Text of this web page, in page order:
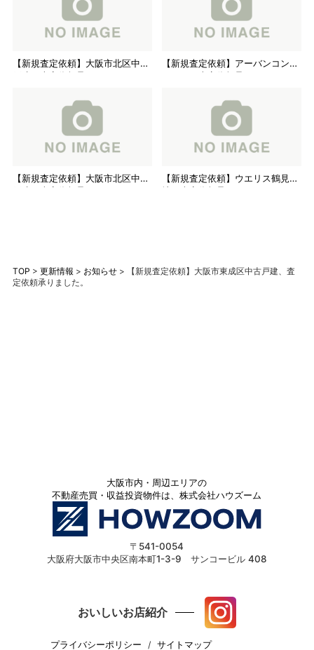
【新規査定依頼】大阪市北区中古
戸建、査定依頼承りました。
【新規査定依頼】アーバンコンフ
ォート、査定依頼承りました。
【新規査定依頼】大阪市北区中古
戸建、査定依頼承りました。
【新規査定依頼】ウエリス鶴見緑
地、査定依頼承りました。
TOP > 更新情報 > お知らせ>
【新規査定依頼】大阪市東成区中古戸建、査
定依頼承りました。
大阪市内・周辺エリアの
不動産売買・収益投資物件は、株式会社ハウズーム
〒541-0054
大阪府大阪市中央区南本町1-3-9 サンコービル 408
おいしいお店紹介
プライバシーポリシー サイトマップ